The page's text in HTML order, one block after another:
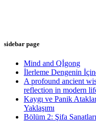
sidebar page
Mind and Qİgong
İlerleme Dengenin
A profound ancient
reflection in modern
Kaygı ve Panik
Yaklaşımı
Bölüm 2: Şifa